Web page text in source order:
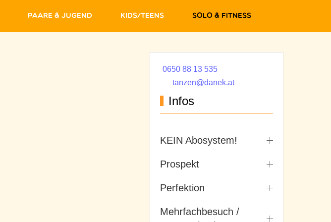
Paare & Jugend Kids/Teens Solo & Fitness
0650 88 13 535
tanzen@danek.at
Infos
KEIN Abosystem!
Prospekt
Perfektion
Mehrfachbesuch /